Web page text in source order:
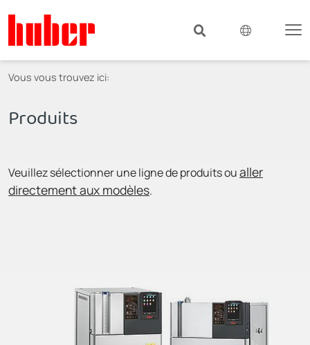
Vous vous trouvez ici:
Produits
Veuillez sélectionner une ligne de produits oualler
directement aux modèles.